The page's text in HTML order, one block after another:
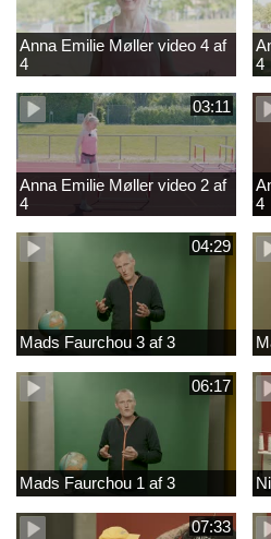
Anna Emilie Møller video 4 af
4
4
03:11
Anna Emilie Møller video 2 af
4
4
04:29
Mads Faurchou 3 af 3
06:17
Mads Faurchou 1 af 3
07:33